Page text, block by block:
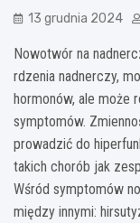
13 grudnia 2024
Nowotwór na
rdzenia nadnerczy,
hormonów, ale może
symptomów.
prowadzić do
takich chorób jak
Wśród symptomów
między innymi: